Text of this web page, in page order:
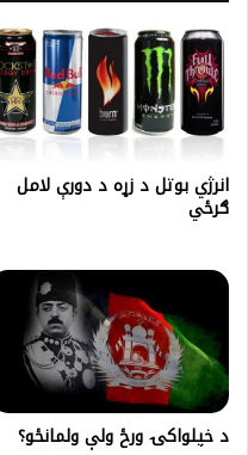
انرژي بوتل د زړه د دورې لامل
ګرځي
د خپلواکۍ ورځ ولې ولمانځو؟